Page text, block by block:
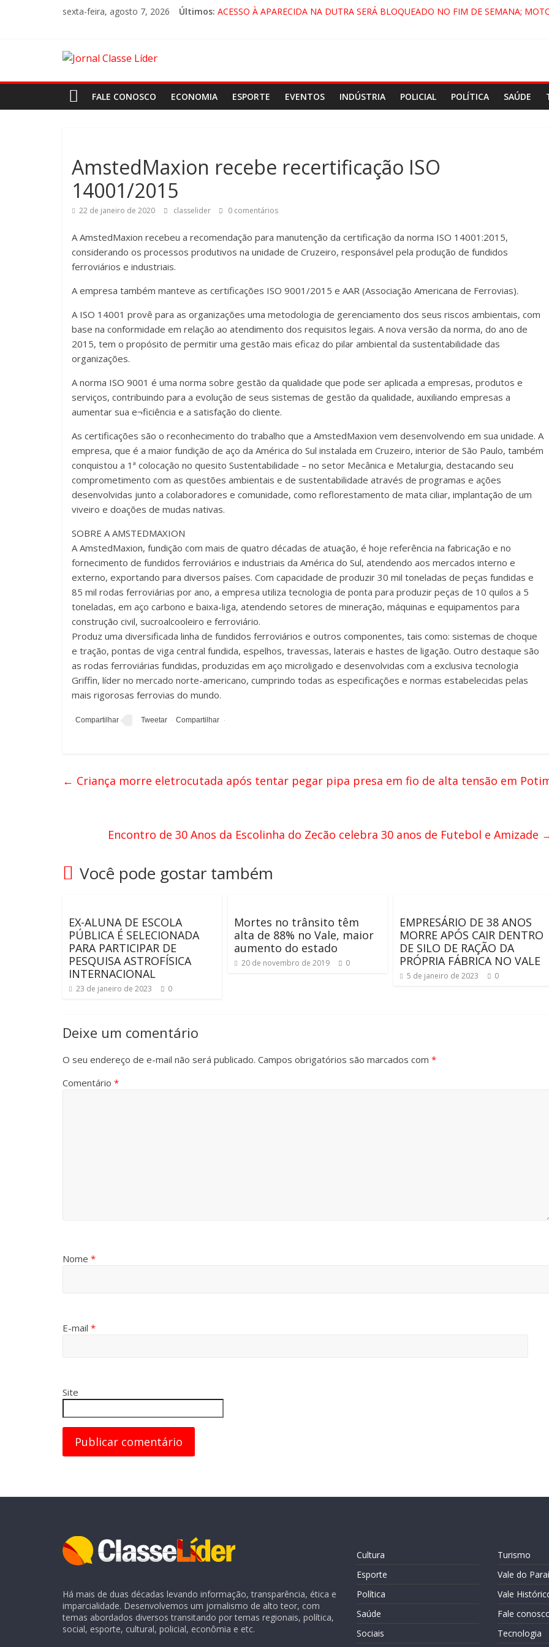
sexta-feira, agosto 7, 2026 Últimos: ACESSO À APARECIDA NA DUTRA SERÁ BLOQUEADO NO FIM DE SEMANA;
FALE CONOSCO ECONOMIA ESPORTE EVENTOS INDÚSTRIA POLICIAL POLÍTICA SAÚDE
AmstedMaxion recebe recertificação ISO
14001/2015
22 de janeiro de 2020 classelider 0 comentários
A AmstedMaxion recebeu a recomendação para manutenção da certificação da norma ISO 14001:2015,
considerando os processos produtivos na unidade de Cruzeiro, responsável pela produção de fundidos
ferroviários e industriais.
A empresa também manteve as certificações ISO 9001/2015 e AAR (Associação Americana de Ferrovias).
A ISO 14001 provê para as organizações uma metodologia de gerenciamento dos seus riscos ambientais, com
base na conformidade em relação ao atendimento dos requisitos legais. A nova versão da norma, do ano de
2015, tem o propósito de permitir uma gestão mais eficaz do pilar ambiental da sustentabilidade das
organizações.
A norma ISO 9001 é uma norma sobre gestão da qualidade que pode ser aplicada a empresas, produtos e
serviços, contribuindo para a evolução de seus sistemas de gestão da qualidade, auxiliando empresas a
aumentar sua e¬ficiência e a satisfação do cliente.
As certificações são o reconhecimento do trabalho que a AmstedMaxion vem desenvolvendo em sua unidade. A
empresa, que é a maior fundição de aço da América do Sul instalada em Cruzeiro, interior de São Paulo, também
conquistou a 1ª colocação no quesito Sustentabilidade – no setor Mecânica e Metalurgia, destacando seu
comprometimento com as questões ambientais e de sustentabilidade através de programas e ações
desenvolvidas junto a colaboradores e comunidade, como reflorestamento de mata ciliar, implantação de um
viveiro e doações de mudas nativas.
SOBRE A AMSTEDMAXION
A AmstedMaxion, fundição com mais de quatro décadas de atuação, é hoje referência na fabricação e no
fornecimento de fundidos ferroviários e industriais da América do Sul, atendendo aos mercados interno e
externo, exportando para diversos países. Com capacidade de produzir 30 mil toneladas de peças fundidas e
85 mil rodas ferroviárias por ano, a empresa utiliza tecnologia de ponta para produzir peças de 10 quilos a 5
toneladas, em aço carbono e baixa-liga, atendendo setores de mineração, máquinas e equipamentos para
construção civil, sucroalcooleiro e ferroviário.
Produz uma diversificada linha de fundidos ferroviários e outros componentes, tais como: sistemas de choque
e tração, pontas de viga central fundida, espelhos, travessas, laterais e hastes de ligação. Outro destaque são
as rodas ferroviárias fundidas, produzidas em aço microligado e desenvolvidas com a exclusiva tecnologia
Griffin, líder no mercado norte-americano, cumprindo todas as especificações e normas estabelecidas pelas
mais rigorosas ferrovias do mundo.
← Criança morre eletrocutada após tentar pegar pipa presa em fio de alta tensão em
Encontro de 30 Anos da Escolinha do Zecão celebra 30 anos de Futebol e Amizade
Você pode gostar também
EX-ALUNA DE ESCOLA
PÚBLICA É SELECIONADA
PARA PARTICIPAR DE
PESQUISA ASTROFÍSICA
INTERNACIONAL
23 de janeiro de 2023 0
Mortes no trânsito têm
alta de 88% no Vale, maior
aumento do estado
20 de novembro de 2019 0
EMPRESÁRIO DE 38 ANOS
MORRE APÓS CAIR DENTRO
DE SILO DE RAÇÃO DA
PRÓPRIA FÁBRICA NO VALE
5 de janeiro de 2023 0
Deixe um comentário
O seu endereço de e-mail não será publicado. Campos obrigatórios são marcados com *
Comentário *
Nome *
E-mail *
Site
Há mais de duas décadas levando informação, transparência, ética e
imparcialidade. Desenvolvemos um jornalismo de alto teor, com
temas abordados diversos transitando por temas regionais, política,
social, esporte, cultural, policial, econômia e etc.
Cultura
Esporte
Política
Saúde
Sociais
Turismo
Vale do
Vale
Fale
Tecnologia